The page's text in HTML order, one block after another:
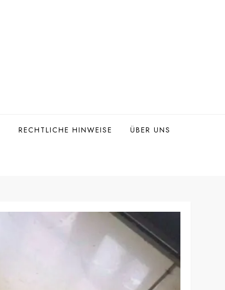
RECHTLICHE HINWEISE ÜBER UNS